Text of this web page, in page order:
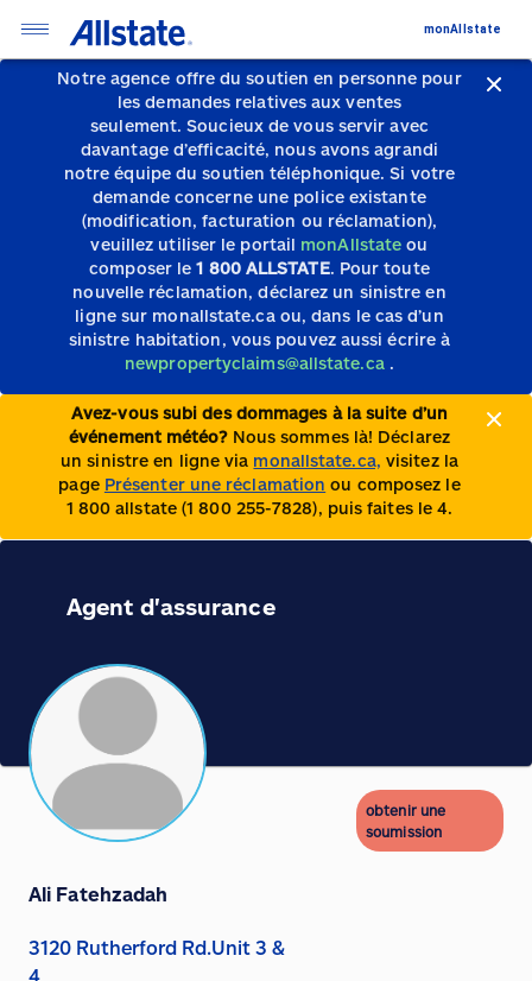
Notre agence offre du soutien en personne pour
les demandes relatives aux ventes
seulement.Soucieux de vous servir avec
davantage d’efficacité, nous avons agrandi
notre équipe du soutien téléphonique.Si votre
demande concerne une police existante
(modification, facturation ou réclamation),
veuillez utiliser le portail monAllstate ou
composer le1 800 ALLSTATE. Pour toute
nouvelle réclamation, déclarez un sinistre en
ligne sur monallstate.ca ou, dans le cas d’un
sinistre habitation, vous pouvez aussi écrire à
newpropertyclaims@allstate.ca .
Avez-vous subi des dommages à la suite d’un
événement météo? Nous sommes là! Déclarez
un sinistre en ligne via monallstate.ca, visitez la
page Présenter une réclamation ou composez le
1 800 allstate (1 800 255-7828), puis faites le 4.
monAllstate
Agent d'assurance
obtenir une
soumission
Ali Fatehzadah
3120 Rutherford Rd.Unit 3 &
4